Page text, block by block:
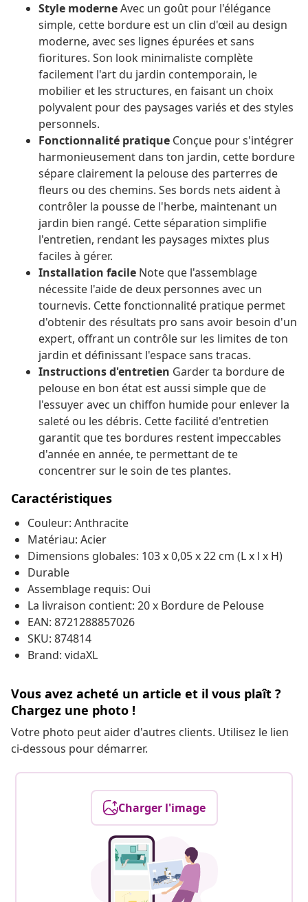
Style moderneAvec un goût pour l'élégance
simple, cette bordure est un clin d'œil au design
moderne, avec ses lignes épurées et sans
fioritures. Son look minimaliste complète
facilement l'art du jardin contemporain, le
mobilier et les structures, en faisant un choix
polyvalent pour des paysages variés et des styles
personnels.
Fonctionnalité pratique Conçue pour s'intégrer
harmonieusement dans ton jardin, cette bordure
sépare clairement la pelouse des parterres de
fleurs ou des chemins. Ses bords nets aident à
contrôler la pousse de l'herbe, maintenant un
jardin bien rangé. Cette séparation simplifie
l'entretien, rendant les paysages mixtes plus
faciles à gérer.
Installation facile Note que l'assemblage
nécessite l'aide de deux personnes avec un
tournevis. Cette fonctionnalité pratique permet
d'obtenir des résultats pro sans avoir besoin d'un
expert, offrant un contrôle sur les limites de ton
jardin et définissant l'espace sans tracas.
Instructions d'entretien Garder ta bordure de
pelouse en bon état est aussi simple que de
l'essuyer avec un chiffon humide pour enlever la
saleté ou les débris. Cette facilité d'entretien
garantit que tes bordures restent impeccables
d'année en année, te permettant de te
concentrer sur le soin de tes plantes.
Caractéristiques
Couleur: Anthracite
Matériau: Acier
Dimensions globales: 103 x 0,05 x 22 cm (L x l x H)
Durable
Assemblage requis: Oui
La livraison contient: 20 x Bordure de Pelouse
EAN: 8721288857026
SKU: 874814
Brand: vidaXL
Vous avez acheté un article et il vous plaît ?
Chargez une photo !
Votre photo peut aider d'autres clients. Utilisez le lien
ci-dessous pour démarrer.
Charger l'image